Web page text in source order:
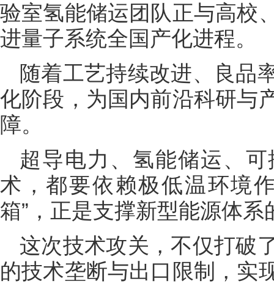
验室氢能储运团队正与高校
进量子系统全国产化进程。
随着工艺持续改进、良品
化阶段，为国内前沿科研与
障。
超导电力、氢能储运、
术，都要依赖极低温环境
箱”，正是支撑新型能源体
这次技术攻关，不仅打破
的技术垄断与出口限制，实